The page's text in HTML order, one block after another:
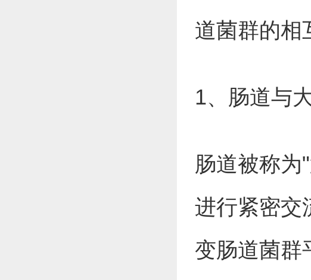
道菌群的相
1、肠道与
肠道被称为
进行紧密交
变肠道菌群